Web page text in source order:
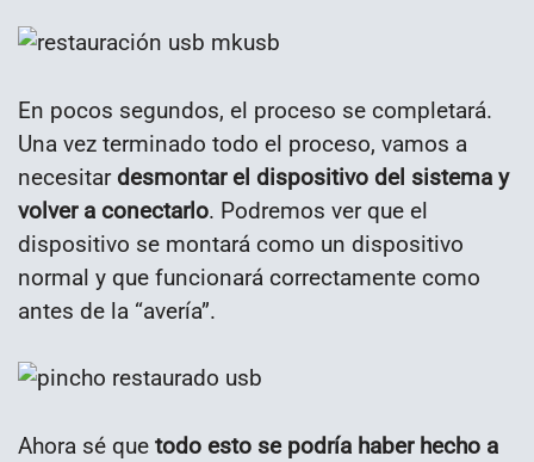
En pocos segundos, el proceso se completará.
Una vez terminado todo el proceso, vamos a
necesitar desmontar el dispositivo del sistema y
volver a conectarlo. Podremos ver que el
dispositivo se montará como un dispositivo
normal y que funcionará correctamente como
antes de la “avería”.
Ahora sé que todo esto se podría haber hecho a